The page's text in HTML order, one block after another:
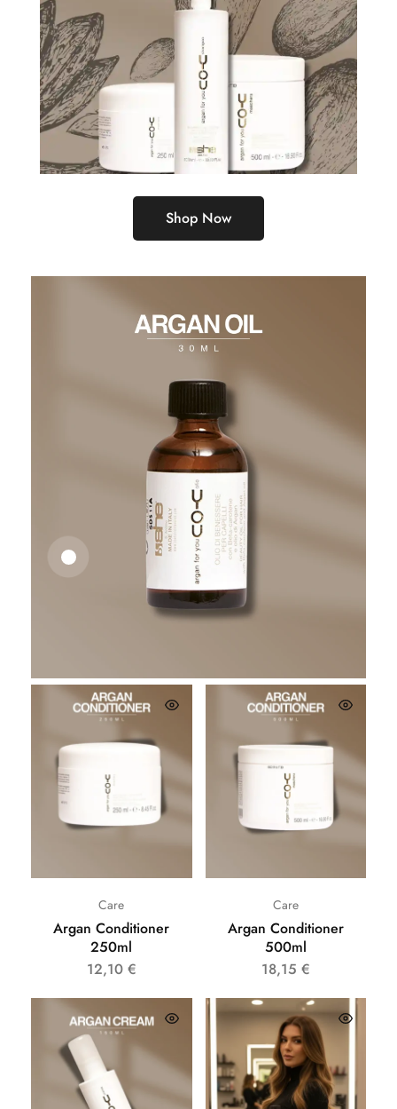
Shop Now
Care
Argan Conditioner
250ml
12,10 €
Care
Argan Conditioner
500ml
18,15 €